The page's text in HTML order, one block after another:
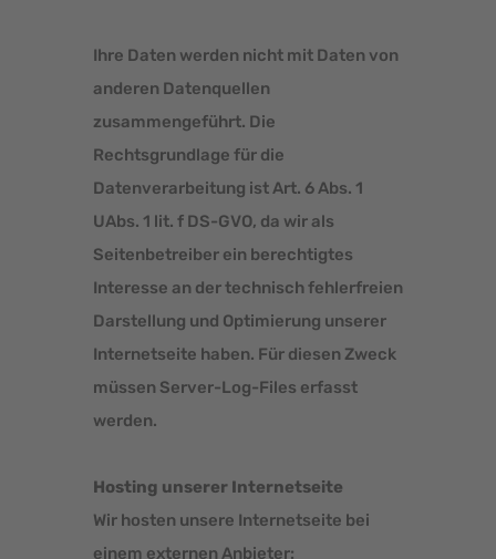
Ihre Daten werden nicht mit Daten von
anderen Datenquellen
zusammengeführt. Die
Rechtsgrundlage für die
Datenverarbeitung ist Art. 6 Abs. 1
UAbs. 1 lit. f DS-GVO, da wir als
Seitenbetreiber ein berechtigtes
Interesse an der technisch fehlerfreien
Darstellung und Optimierung unserer
Internetseite haben. Für diesen Zweck
müssen Server-Log-Files erfasst
werden.
Hosting unserer Internetseite
Wir hosten unsere Internetseite bei
einem externen Anbieter: